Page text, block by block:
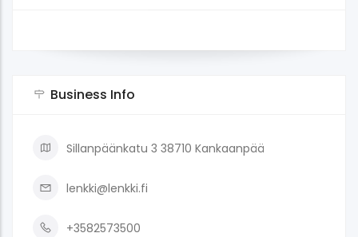
Business Info
Sillanpäänkatu 3 38710 Kankaanpää
lenkki@lenkki.fi
+3582573500